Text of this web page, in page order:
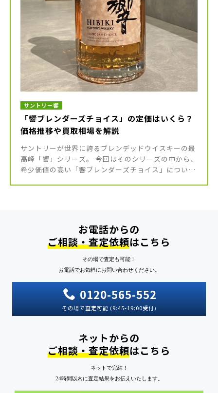
サントリー響
「響ブレンダーズチョイス」の定価はいくら？
価格推移や買取相場を解説
サントリーが世界に誇るブレンデッドウイスキーの最
高峰「響」シリーズ。 今回はそのシリーズの中から、
希少価値の高い「響ブレンダーズチョイス」について
お電話からの
ご相談・査定依頼はこちら
その場で査定も可能！
お電話でお気軽にお問い合わせください。
0120-565-552
その場で査定可能 (9:45-19:00受付)
ネットからの
ご相談・査定依頼はこちら
ネットで完結！
24時間以内に査定結果をお伝えいたします。